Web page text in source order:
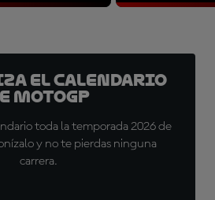
el calendario
MotoGP
toda la temporada 2026 de
y no te pierdas ninguna
carrera.